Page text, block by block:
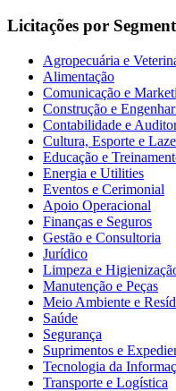
Licitações por
Agropecuária e
Alimentação
Comunicação e
Construção e
Contabilidade e
Cultura, Esporte e
Educação e
Energia e Utilities
Eventos e Cerimonial
Apoio Operacional
Finanças e Seguros
Gestão e Consultoria
Jurídico
Limpeza e
Manutenção e Peças
Meio Ambiente e
Saúde
Segurança
Suprimentos e
Tecnologia da
Transporte e Logística